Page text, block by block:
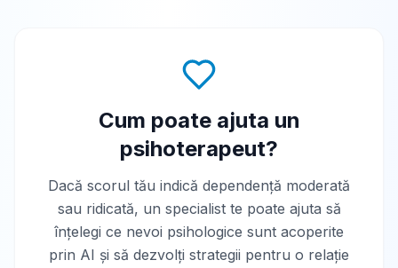
Cum poate ajuta un
psihoterapeut?
Dacă scorul tău indică dependență moderată
sau ridicată, un specialist te poate ajuta să
înțelegi ce nevoi psihologice sunt acoperite
prin AI și să dezvolți strategii pentru o relație